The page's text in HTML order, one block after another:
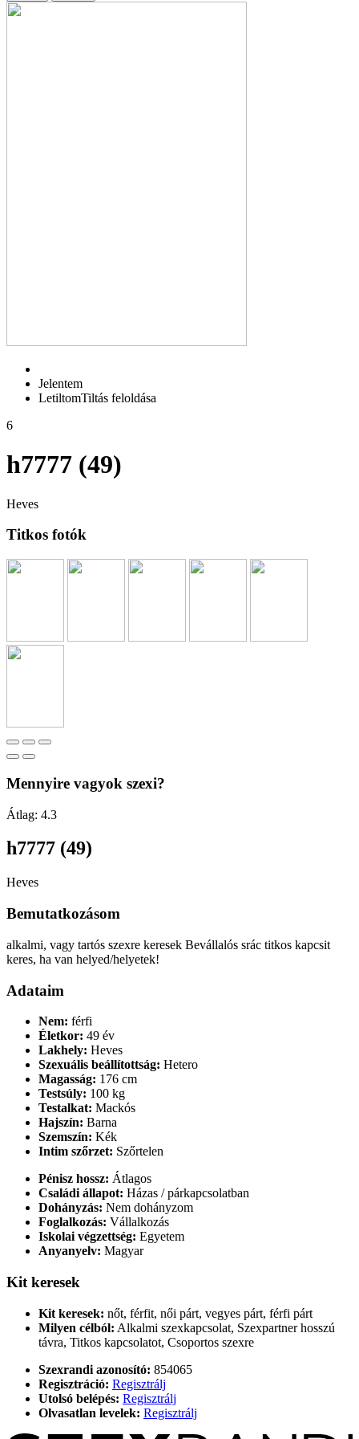
Jelentem
LetiltomTiltás feloldása
6
h7777 (49)
Heves
Titkos fotók
Mennyire vagyok szexi?
Átlag: 4.3
h7777 (49)
Heves
Bemutatkozásom
alkalmi, vagy tartós szexre keresek Bevállalós srác titkos kapcsit
keres, ha van helyed/helyetek!
Adataim
Nem: férfi
Életkor: 49 év
Lakhely: Heves
Szexuális beállítottság: Hetero
Magasság: 176 cm
Testsúly: 100 kg
Testalkat: Mackós
Hajszín: Barna
Szemszín: Kék
Intim szőrzet: Szőrtelen
Pénisz hossz: Átlagos
Családi állapot: Házas / párkapcsolatban
Dohányzás: Nem dohányzom
Foglalkozás: Vállalkozás
Iskolai végzettség: Egyetem
Anyanyelv: Magyar
Kit keresek
Kit keresek: nőt, férfit, női párt, vegyes párt, férfi párt
Milyen célból: Alkalmi szexkapcsolat, Szexpartner hosszú
távra, Titkos kapcsolatot, Csoportos szexre
Szexrandi azonosító: 854065
Regisztráció: Regisztrálj
Utolsó belépés: Regisztrálj
Olvasatlan levelek: Regisztrálj